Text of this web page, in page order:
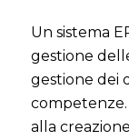
Un sistema
gestione
gestione dei
competenze.
alla